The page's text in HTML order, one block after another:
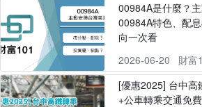
00984A是什麼？
00984A特色、配
向一次看
2026-06-20
財富
[優惠2025] 台中高
+公車轉乘交通免